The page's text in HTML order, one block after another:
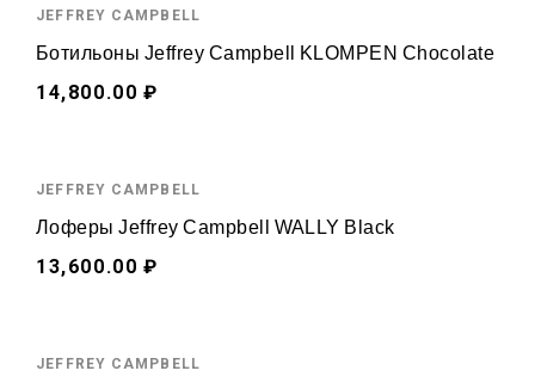
JEFFREY CAMPBELL
Ботильоны Jeffrey Campbell KLOMPEN Chocolate
14,800.00 ₽
JEFFREY CAMPBELL
Лоферы Jeffrey Campbell WALLY Black
13,600.00 ₽
JEFFREY CAMPBELL